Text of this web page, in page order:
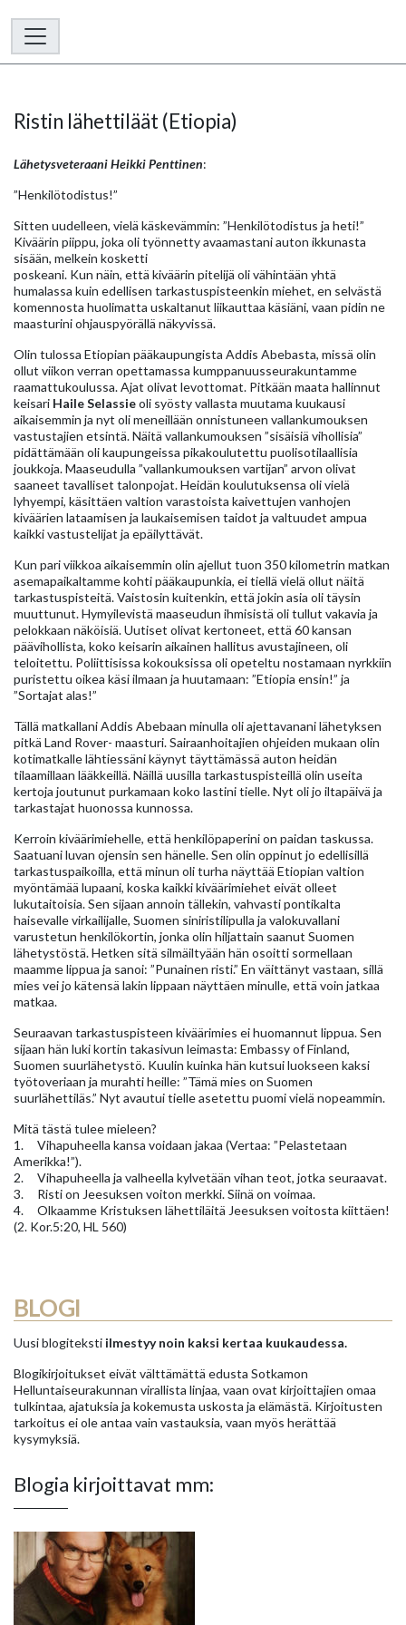
Ristin lähettiläät (Etiopia)
Lähetysveteraani Heikki Penttinen:
”Henkilötodistus!”
Sitten uudelleen, vielä käskevämmin: ”Henkilötodistus ja heti!”
Kiväärin piippu, joka oli työnnetty avaamastani auton ikkunasta
sisään, melkein kosketti
poskeani. Kun näin, että kiväärin pitelijä oli vähintään yhtä
humalassa kuin edellisen tarkastuspisteenkin miehet, en selvästä
komennosta huolimatta uskaltanut liikauttaa käsiäni, vaan pidin ne
maasturini ohjauspyörällä näkyvissä.
Olin tulossa Etiopian pääkaupungista Addis Abebasta, missä olin
ollut viikon verran opettamassa kumppanuusseurakuntamme
raamattukoulussa. Ajat olivat levottomat. Pitkään maata hallinnut
keisari Haile Selassieoli syösty vallasta muutama kuukausi
aikaisemmin ja nyt oli meneillään onnistuneen vallankumouksen
vastustajien etsintä. Näitä vallankumouksen ”sisäisiä vihollisia”
pidättämään oli kaupungeissa pikakoulutettu puolisotilaallisia
joukkoja. Maaseudulla ”vallankumouksen vartijan” arvon olivat
saaneet tavalliset talonpojat. Heidän koulutuksensa oli vielä
lyhyempi, käsittäen valtion varastoista kaivettujen vanhojen
kiväärien lataamisen ja laukaisemisen taidot ja valtuudet ampua
kaikki vastustelijat ja epäilyttävät.
Kun pari viikkoa aikaisemmin olin ajellut tuon 350 kilometrin matkan
asemapaikaltamme kohti pääkaupunkia, ei tiellä vielä ollut näitä
tarkastuspisteitä. Vaistosin kuitenkin, että jokin asia oli täysin
muuttunut. Hymyilevistä maaseudun ihmisistä oli tullut vakavia ja
pelokkaan näköisiä. Uutiset olivat kertoneet, että 60 kansan
päävihollista, koko keisarin aikainen hallitus avustajineen, oli
teloitettu. Poliittisissa kokouksissa oli opeteltu nostamaan nyrkkiin
puristettu oikea käsi ilmaan ja huutamaan: ”Etiopia ensin!” ja
”Sortajat alas!”
Tällä matkallani Addis Abebaan minulla oli ajettavanani lähetyksen
pitkä Land Rover- maasturi. Sairaanhoitajien ohjeiden mukaan olin
kotimatkalle lähtiessäni käynyt täyttämässä auton heidän
tilaamillaan lääkkeillä. Näillä uusilla tarkastuspisteillä olin useita
kertoja joutunut purkamaan koko lastini tielle. Nyt oli jo iltapäivä ja
tarkastajat huonossa kunnossa.
Kerroin kiväärimiehelle, että henkilöpaperini on paidan taskussa.
Saatuani luvan ojensin sen hänelle. Sen olin oppinut jo edellisillä
tarkastuspaikoilla, että minun oli turha näyttää Etiopian valtion
myöntämää lupaani, koska kaikki kiväärimiehet eivät olleet
lukutaitoisia. Sen sijaan annoin tällekin, vahvasti pontikalta
haisevalle virkailijalle, Suomen siniristilipulla ja valokuvallani
varustetun henkilökortin, jonka olin hiljattain saanut Suomen
lähetystöstä. Hetken sitä silmäiltyään hän osoitti sormellaan
maamme lippua ja sanoi: ”Punainen risti.” En väittänyt vastaan, sillä
mies vei jo kätensä lakin lippaan näyttäen minulle, että voin jatkaa
matkaa.
Seuraavan tarkastuspisteen kiväärimies ei huomannut lippua. Sen
sijaan hän luki kortin takasivun leimasta: Embassy of Finland,
Suomen suurlähetystö. Kuulin kuinka hän kutsui luokseen kaksi
työtoveriaan ja murahti heille: ”Tämä mies on Suomen
suurlähettiläs.” Nyt avautui tielle asetettu puomi vielä nopeammin.
Mitä tästä tulee mieleen?
1. Vihapuheella kansa voidaan jakaa (Vertaa: ”Pelastetaan
Amerikka!”).
2. Vihapuheella ja valheella kylvetään vihan teot, jotka seuraavat.
3. Risti on Jeesuksen voiton merkki. Siinä on voimaa.
4. Olkaamme Kristuksen lähettiläitä Jeesuksen voitosta kiittäen!
(2. Kor.5:20, HL 560)
BLOGI
Uusi blogiteksti ilmestyy noin kaksi kertaa kuukaudessa.
Blogikirjoitukset eivät välttämättä edusta Sotkamon
Helluntaiseurakunnan virallista linjaa, vaan ovat kirjoittajien omaa
tulkintaa, ajatuksia ja kokemusta uskosta ja elämästä. Kirjoitusten
tarkoitus ei ole antaa vain vastauksia, vaan myös herättää
kysymyksiä.
Blogia kirjoittavat mm: